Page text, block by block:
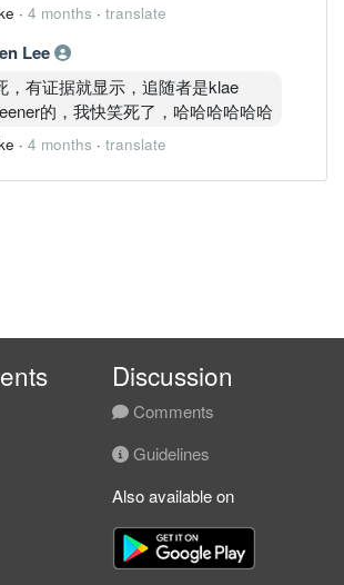
· 4 months · translate
Lee
，有证据就显示，追随者是klae
的，我快笑死了，哈哈哈哈哈哈
· 4 months · translate
Discussion
Comments
Guidelines
Also available on